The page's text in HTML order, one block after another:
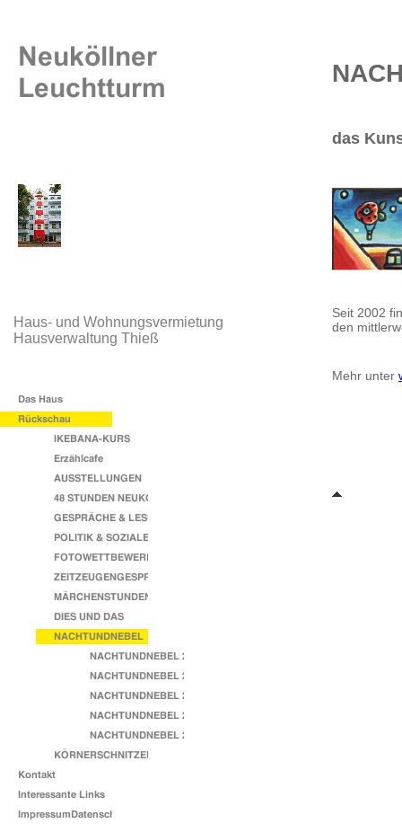
Haus- und Wohnungsvermietung
Hausverwaltung Thieß
das
Seit 2002
den
Mehr unter